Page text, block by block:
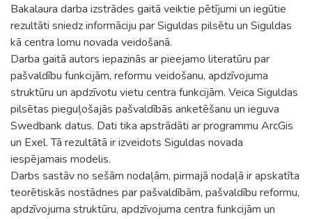
Bakalaura darba izstrādes gaitā veiktie pētījumi un iegūtie
rezultāti sniedz informāciju par Siguldas pilsētu un Siguldas
kā centra lomu novada veidošanā.
Darba gaitā autors iepazinās ar pieejamo literatūru par
pašvaldību funkcijām, reformu veidošanu, apdzīvojuma
struktūru un apdzīvotu vietu centra funkcijām. Veica Siguldas
pilsētas pieguļošajās pašvaldībās anketēšanu un ieguva
Swedbank datus. Dati tika apstrādāti ar programmu ArcGis
un Exel. Tā rezultātā ir izveidots Siguldas novada
iespējamais modelis.
Darbs sastāv no sešām nodaļām, pirmajā nodaļā ir apskatīta
teorētiskās nostādnes par pašvaldībām, pašvaldību reformu,
apdzīvojuma struktūru, apdzīvojuma centra funkcijām un